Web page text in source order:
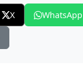
X WhatsApp